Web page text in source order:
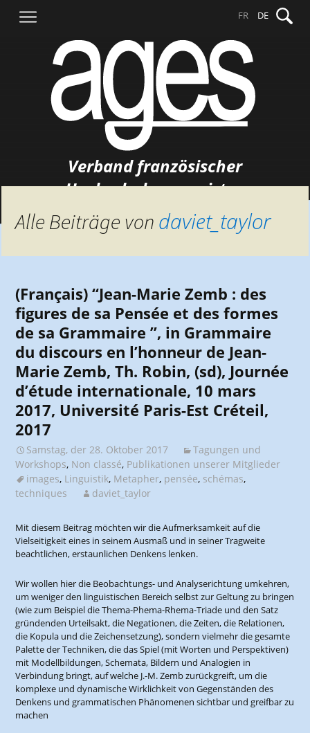
Inhalt
nach:
FR DE
Verband französischer
Hochschulgermanisten
Alle Beiträge von daviet_taylor
(Français) “Jean-Marie Zemb : des
figures de sa Pensée et des formes
de sa Grammaire ”, in Grammaire
du discours en l’honneur de Jean-
Marie Zemb, Th. Robin, (sd), Journée
d’étude internationale, 10 mars
2017, Université Paris-Est Créteil,
2017
Samstag, der 28. Oktober 2017
Tagungen und
Workshops, Non classé, Publikationen unserer Mitglieder
images, Linguistik, Metapher, pensée, schémas,
techniques
daviet_taylor
Mit diesem Beitrag möchten wir die Aufmerksamkeit auf die
Vielseitigkeit eines in seinem Ausmaß und in seiner Tragweite
beachtlichen, erstaunlichen Denkens lenken.
Wir wollen hier die Beobachtungs- und Analyserichtung umkehren,
um weniger den linguistischen Bereich selbst zur Geltung zu bringen
(wie zum Beispiel die Thema-Phema-Rhema-Triade und den Satz
gründenden Urteilsakt, die Negationen, die Zeiten, die Relationen,
die Kopula und die Zeichensetzung), sondern vielmehr die gesamte
Palette der Techniken, die das Spiel (mit Worten und Perspektiven)
mit Modellbildungen, Schemata, Bildern und Analogien in
Verbindung bringt, auf welche J.-M. Zemb zurückgreift, um die
komplexe und dynamische Wirklichkeit von Gegenständen des
Denkens und grammatischen Phänomenen sichtbar und greifbar zu
machen